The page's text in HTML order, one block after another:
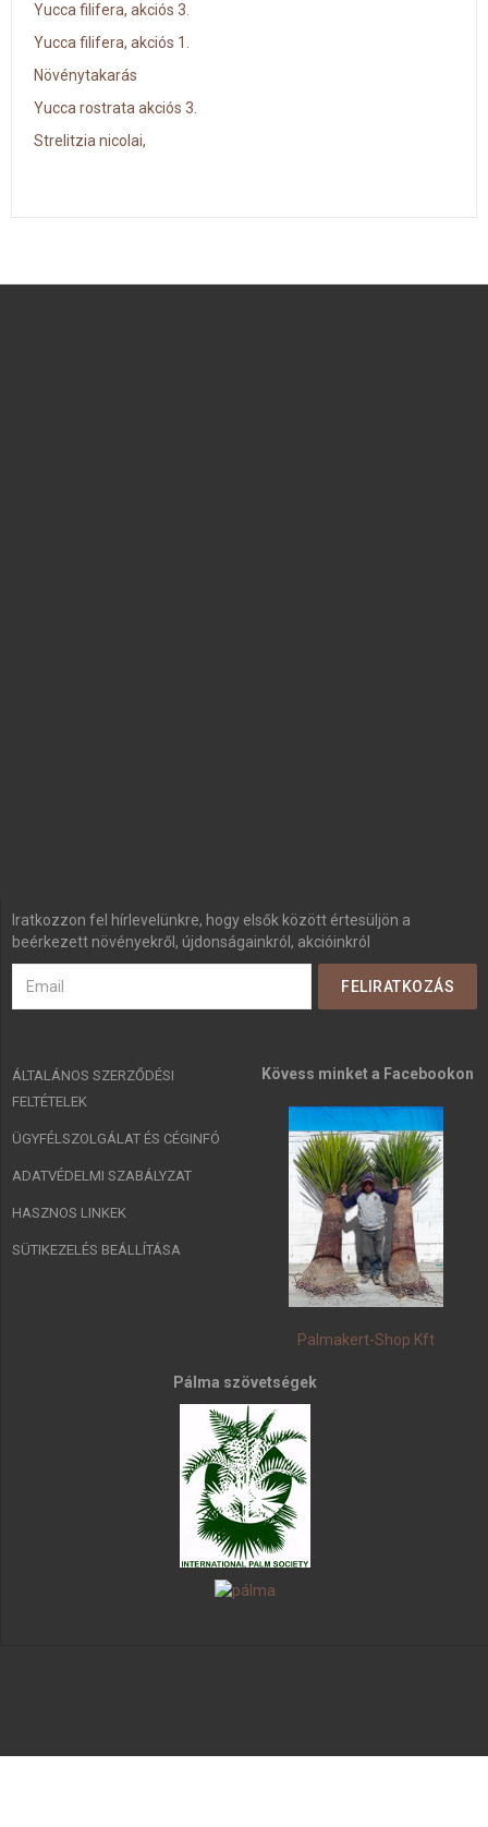
Yucca filifera, akciós 3.
Yucca filifera, akciós 1.
Növénytakarás
Yucca rostrata akciós 3.
Strelitzia nicolai,
Iratkozzon fel hírlevelünkre, hogy elsők között értesüljön a
beérkezett növényekről, újdonságainkról, akcióinkról
ÁLTALÁNOS SZERZŐDÉSI
FELTÉTELEK
ÜGYFÉLSZOLGÁLAT ÉS CÉGINFÓ
ADATVÉDELMI SZABÁLYZAT
HASZNOS LINKEK
SÜTIKEZELÉS BEÁLLÍTÁSA
Kövess minket a Facebookon
Palmakert-Shop Kft
Pálma szövetségek